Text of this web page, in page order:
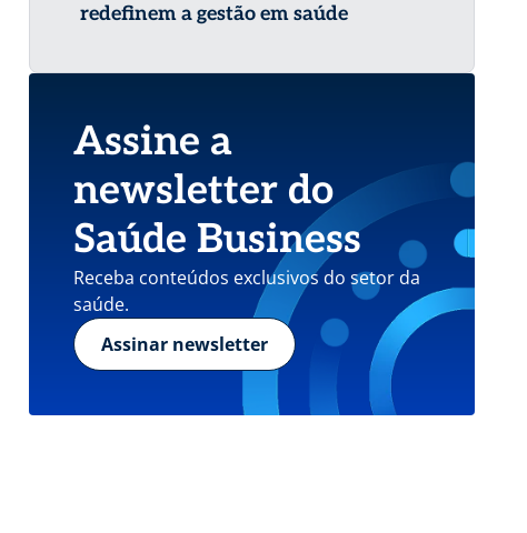
redefinem a gestão em saúde
Assine a
newsletter do
Saúde Business
Receba conteúdos exclusivos do setor da
saúde.
Assinar newsletter